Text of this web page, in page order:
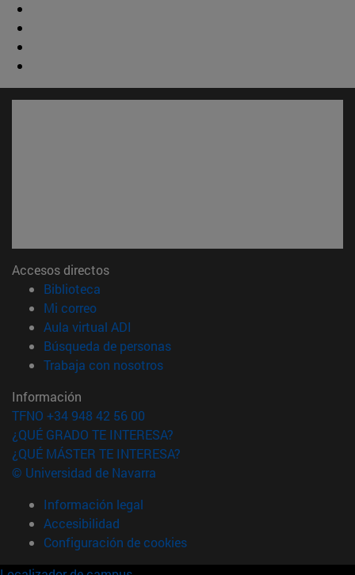
Accesos directos
Biblioteca
Mi correo(abre en nueva ventana)
Aula virtual ADI
Búsqueda de personas(abre en nueva ventana)
Trabaja con nosotros(abre en nueva ventana)
Información
TFNO +34 948 42 56 00
¿QUÉ GRADO TE INTERESA?
¿QUÉ MÁSTER TE INTERESA?
© Universidad de Navarra
Información legal
Accesibilidad
Configuración de cookies